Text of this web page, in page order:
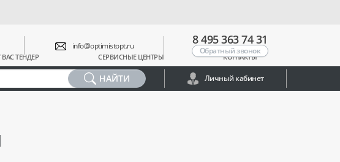
ВАС ТЕНДЕР СЕРВИСНЫЕ ЦЕНТРЫ КОНТАКТЫ
info@optimistopt.ru 8 495 363 74 31
Обратный звонок
НАЙТИ Личный кабинет